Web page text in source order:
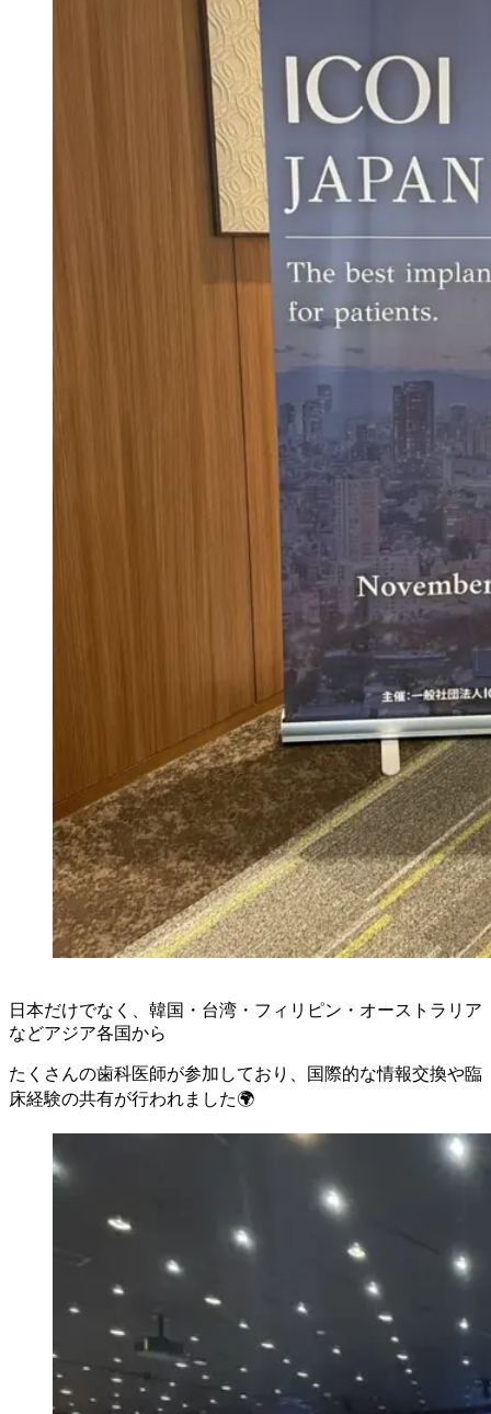
日本だけでなく、韓国・台湾・フィリピン・オーストラリア
などアジア各国から
たくさんの歯科医師が参加しており、国際的な情報交換や臨
床経験の共有が行われました🌍